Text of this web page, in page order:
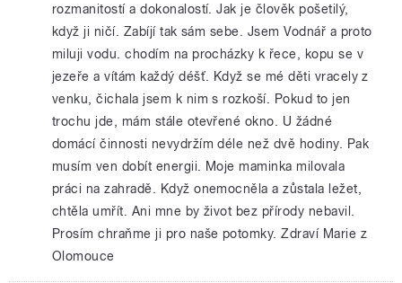
rozmanitostí a dokonalostí. Jak je člověk pošetilý,
když ji ničí. Zabíjí tak sám sebe. Jsem Vodnář a proto
miluji vodu. chodím na procházky k řece, kopu se v
jezeře a vítám každý déšť. Když se mé děti vracely z
venku, čichala jsem k nim s rozkoší. Pokud to jen
trochu jde, mám stále otevřené okno. U žádné
domácí činnosti nevydržím déle než dvě hodiny. Pak
musím ven dobít energii. Moje maminka milovala
práci na zahradě. Když onemocněla a zůstala ležet,
chtěla umřít. Ani mne by život bez přírody nebavil.
Prosím chraňme ji pro naše potomky. Zdraví Marie z
Olomouce